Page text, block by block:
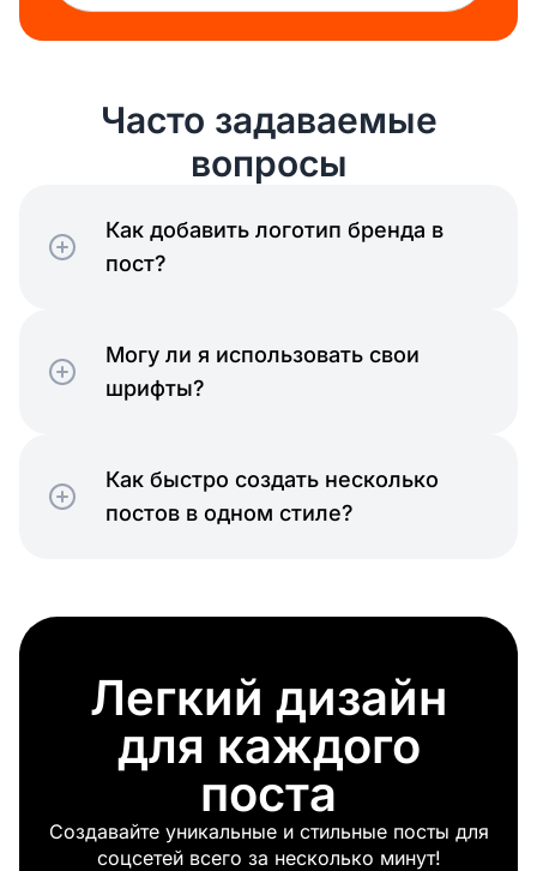
Часто задаваемые
вопросы
Как добавить логотип бренда в
пост?
Могу ли я использовать свои
шрифты?
Как быстро создать несколько
постов в одном стиле?
Легкий дизайн
для каждого
поста
Создавайте уникальные и стильные посты для
соцсетей всего за несколько минут!